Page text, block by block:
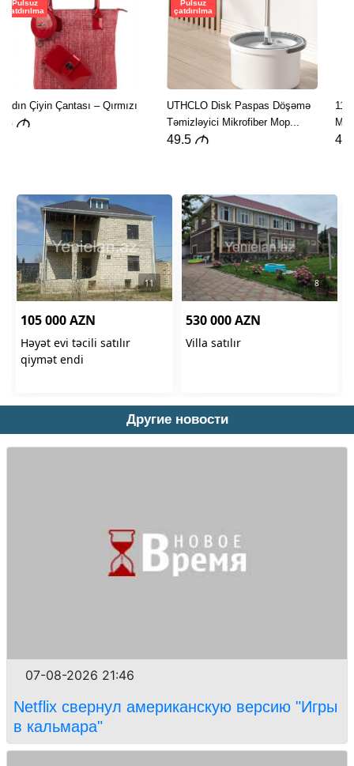
Другие новости
07-08-2026 21:46
Netflix свернул американскую версию "Игры
в кальмара"